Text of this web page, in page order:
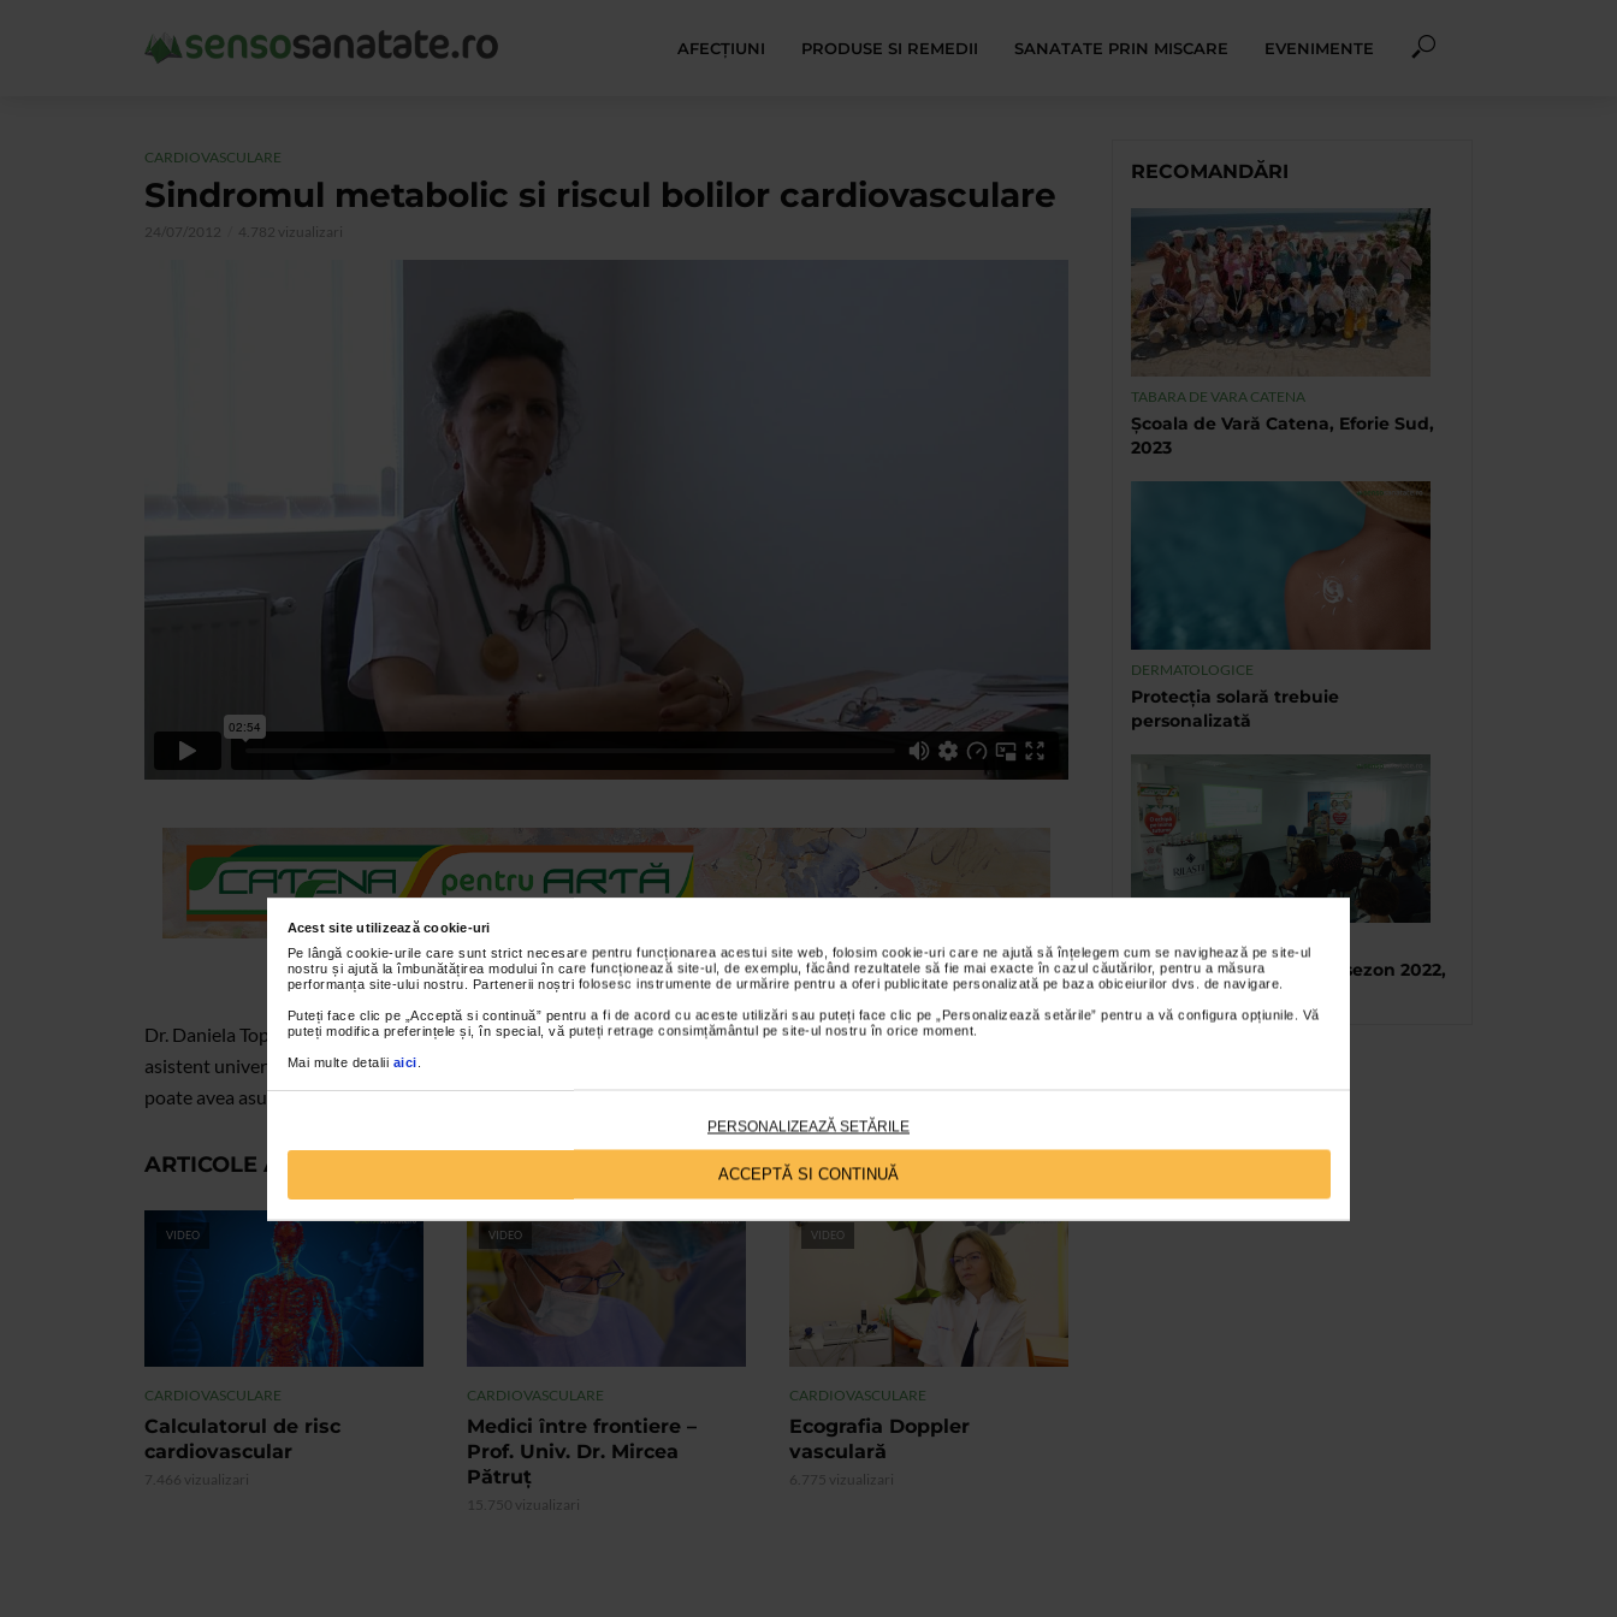
Acest site utilizează cookie-uri
Pe lângă cookie-urile care sunt strict necesare pentru funcționarea acestui site web, folosim cookie-uri care ne ajută să înțelegem cum se navighează pe site-ul
nostru și ajută la îmbunătățirea modului în care funcționează site-ul, de exemplu, făcând rezultatele să fie mai exacte în cazul căutărilor, pentru a măsura
performanța site-ului nostru. Partenerii noștri folosesc instrumente de urmărire pentru a oferi publicitate personalizată pe baza obiceiurilor dvs. de navigare.
Puteți face clic pe „Acceptă si continuă” pentru a fi de acord cu aceste utilizări sau puteți face clic pe „Personalizează setările” pentru a vă configura opțiunile. Vă
puteți modifica preferințele și, în special, vă puteți retrage consimțământul pe site-ul nostru în orice moment.
Mai multe detalii aici
PERSONALIZEAZĂ SETĂRILE
ACCEPTĂ SI CONTINUĂ
AFECŢIUNI PRODUSE SI REMEDII SANATATE PRIN MISCARE EVENIMENTE
CARDIOVASCULARE
Sindromul metabolic si riscul bolilor cardiovasculare
24/07/2012 4.782 vizualizari
Dr. Daniela Toporan - medic primar medicina interna, medic specialist cardiolog, doctor in stiinte medicale,
asistent universitar, Clinica Mirmed Aslan - vorbeste despre influenta negativa pe care sindromul metabolic o
poate avea asupta declansarii bolilor cardiovasculare.
ARTICOLE ASEMANATOARE
VIDEO
CARDIOVASCULARE
Calculatorul de risc
cardiovascular
7.466 vizualizari
VIDEO
CARDIOVASCULARE
Medici între frontiere –
Prof. Univ. Dr. Mircea
Pătruț
15.750 vizualizari
VIDEO
CARDIOVASCULARE
Ecografia Doppler
vasculară
6.775 vizualizari
RECOMANDĂRI
TABARA DE VARA CATENA
Școala de Vară Catena, Eforie Sud,
2023
DERMATOLOGICE
Protecția solară trebuie
personalizată
TABARA DE VARA CATENA
Tabara de vara, final de sezon 2022,
Eforie Sud